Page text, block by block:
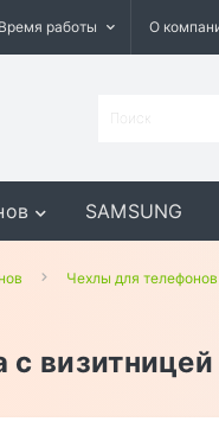
Время работы О
SAMSUNG
ASUSЧехлы для телефонов